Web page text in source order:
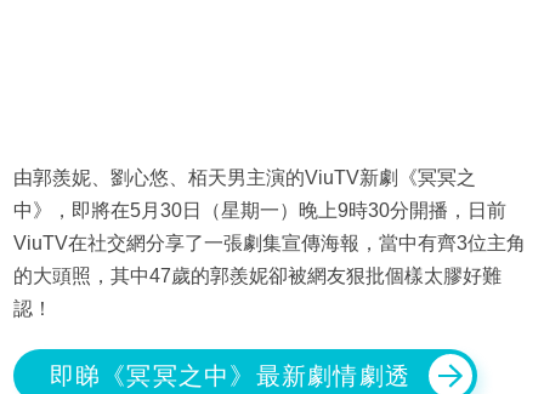
由郭羨妮、劉心悠、栢天男主演的ViuTV新劇《冥冥之
中》，即將在5月30日（星期一）晚上9時30分開播，日前
ViuTV在社交網分享了一張劇集宣傳海報，當中有齊3位主角
的大頭照，其中47歲的郭羨妮卻被網友狠批個樣太膠好難
認！
即睇《冥冥之中》最新劇情劇透